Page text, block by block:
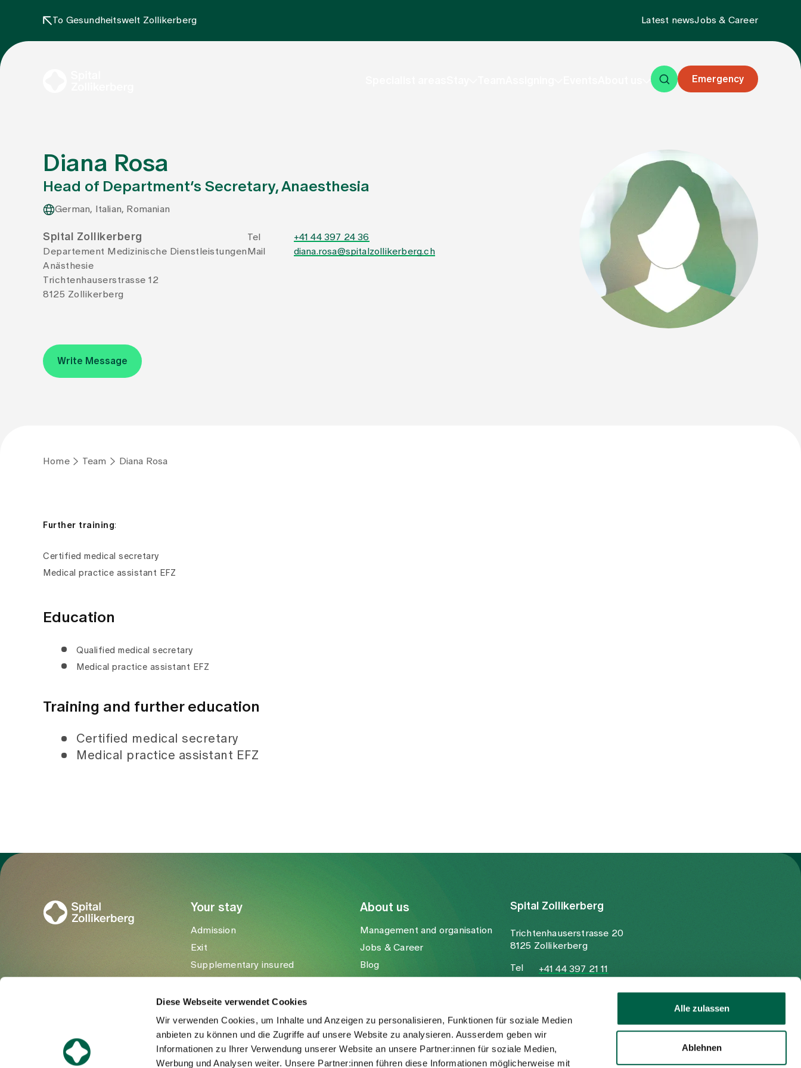
Diese Webseite verwendet Cookies
Wir verwenden Cookies, um Inhalte und Anzeigen zu personalisieren, Funktionen für soziale Medien
anbieten zu können und die Zugriffe auf unsere Website zu analysieren. Ausserdem geben wir
Informationen zu Ihrer Verwendung unserer Website an unsere Partner:innen für soziale Medien,
Werbung und Analysen weiter. Unsere Partner:innen führen diese Informationen möglicherweise mit
Alle zulassen
Ablehnen
To Gesundheitswelt Zollikerberg Latest newsJobs & Career
Emergency
Diana Rosa
Head of Department’s Secretary, Anaesthesia
German, Italian, Romanian
Spital Zollikerberg
Departement Medizinische Dienstleistungen
Anästhesie
Trichtenhauserstrasse 12
8125 Zollikerberg
Tel
+41 44 397 24 36
Mail
diana.rosa@spitalzollikerberg.ch
Write Message
Home Team Diana Rosa
Further training:
Certified medical secretary
Medical practice assistant EFZ
Education
Qualified medical secretary
Medical practice assistant EFZ
Training and further education
Certified medical secretary
Medical practice assistant EFZ
Your stay
Admission
Exit
Supplementary insured
About us
Management and organisation
Jobs & Career
Blog
Spital Zollikerberg
Trichtenhauserstrasse 20
8125 Zollikerberg
Tel
+41 44 397 21 11